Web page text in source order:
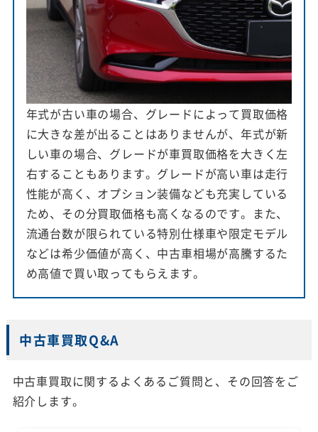
年式が古い車の場合、グレードによって買取価格
に大きな差が出ることはありませんが、年式が新
しい車の場合、グレードが車買取価格を大きく左
右することもあります。グレードが高い車は走行
性能が高く、オプション装備なども充実している
ため、その分買取価格も高くなるのです。また、
流通台数が限られている特別仕様車や限定モデル
などは希少価値が高く、中古車相場が高騰するた
め高値で買い取ってもらえます。
中古車買取Q&A
中古車買取に関するよくあるご質問と、その回答をご
紹介します。